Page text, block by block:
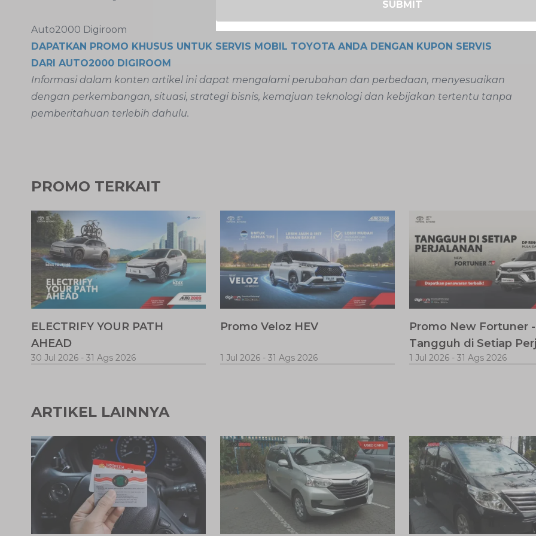
Auto2000 Digiroom
DAPATKAN PROMO KHUSUS UNTUK SERVIS MOBIL TOYOTA ANDA DENGAN KUPON SERVIS
DARI AUTO2000 DIGIROOM
Informasi dalam konten artikel ini dapat mengalami perubahan dan perbedaan, menyesuaikan
dengan perkembangan, situasi, strategi bisnis, kemajuan teknologi dan kebijakan tertentu tanpa
pemberitahuan terlebih dahulu.
PROMO TERKAIT
ELECTRIFY YOUR PATH
AHEAD
30 Jul 2026 - 31 Ags 2026
Promo Veloz HEV
1 Jul 2026 - 31 Ags 2026
Promo New Fortuner -
Tangguh di Setiap
1 Jul 2026 - 31 Ags 2026
ARTIKEL LAINNYA
SUBMIT